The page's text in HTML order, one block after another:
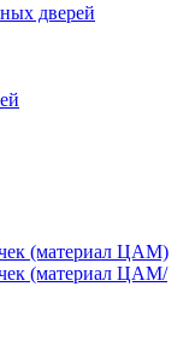
дверей
(материал ЦАМ)
(материал ЦАМ/